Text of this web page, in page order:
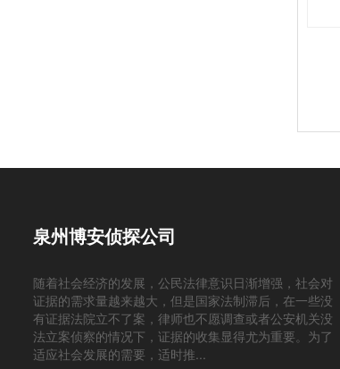
泉州博安侦探公司
随着社会经济的发展，公民法律意识日渐增强，社会对
证据的需求量越来越大，但是国家法制滞后，在一些没
有证据法院立不了案，律师也不愿调查或者公安机关没
法立案侦察的情况下，证据的收集显得尤为重要。为了
适应社会发展的需要，适时推...